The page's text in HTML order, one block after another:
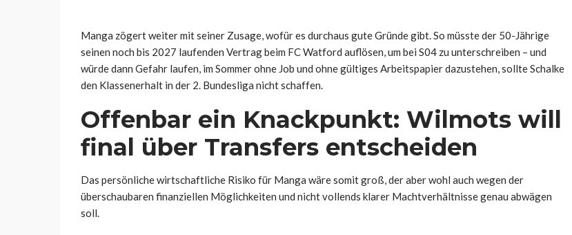
Manga zögert weiter mit seiner Zusage, wofür es durchaus gute Gründe gibt. So müsste der 50-Jährige
seinen noch bis 2027 laufenden Vertrag beim FC Watford auflösen, um bei S04 zu unterschreiben – und
würde dann Gefahr laufen, im Sommer ohne Job und ohne gültiges Arbeitspapier dazustehen, sollte Schalke
den Klassenerhalt in der 2. Bundesliga nicht schaffen.
Offenbar ein Knackpunkt: Wilmots will
final über Transfers entscheiden
Das persönliche wirtschaftliche Risiko für Manga wäre somit groß, der aber wohl auch wegen der
überschaubaren finanziellen Möglichkeiten und nicht vollends klarer Machtverhältnisse genau abwägen
soll.